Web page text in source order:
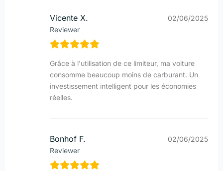
Vicente X.
Reviewer
02/06/2025
Grâce à l'utilisation de ce limiteur, ma voiture
consomme beaucoup moins de carburant. Un
investissement intelligent pour les économies
réelles.
Bonhof F.
Reviewer
02/06/2025